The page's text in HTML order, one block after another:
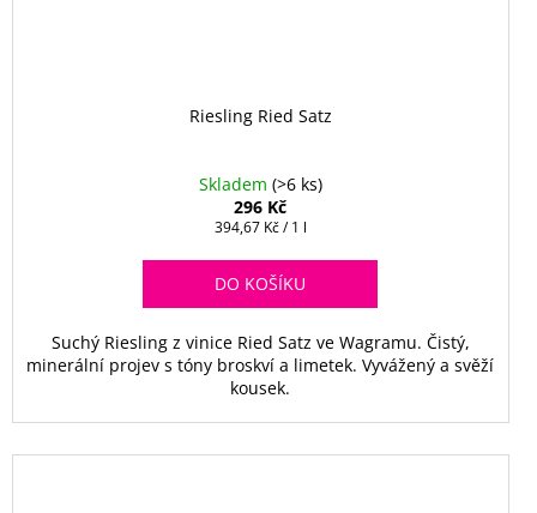
Riesling Ried Satz
Skladem (>6 ks)
296 Kč
Měrná
394,67 Kč / 1 l
DO KOŠÍKU
Suchý Riesling z vinice Ried Satz ve Wagramu. Čistý,
minerální projev s tóny broskví a limetek. Vyvážený a svěží
kousek.